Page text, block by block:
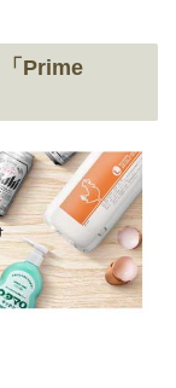
Prime